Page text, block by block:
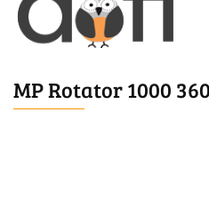
MP Rotator 1000